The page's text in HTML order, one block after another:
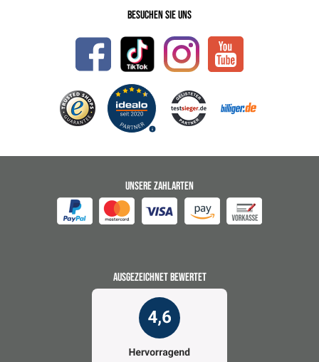
Besuchen Sie uns
UNSERE ZAHLARTEN
AUSGEZEICHNET BEWERTET